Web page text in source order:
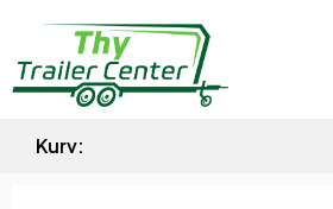
Kurv: